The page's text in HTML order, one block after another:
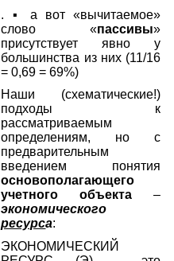
. ▪ а вот «вычитаемое»
слово «пассивы»
присутствует явно у
большинства из них (11/16
= 0,69 = 69%)
Наши (схематические!)
подходы к
рассматриваемым
определениям, но с
предварительным
введением понятия
основополагающего
учетного объекта –
экономического
ресурса:
ЭКОНОМИЧЕСКИЙ